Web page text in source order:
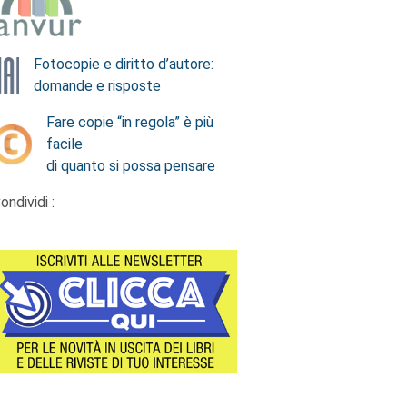
Fotocopie e diritto d’autore:
domande e risposte
Fare copie “in regola” è più
facile
di quanto si possa pensare
: